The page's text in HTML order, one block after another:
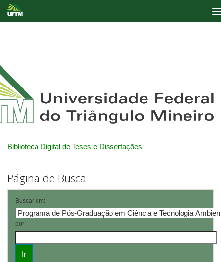
Biblioteca Digital de Teses e Dissertações
Página de Busca
Buscar em:
por